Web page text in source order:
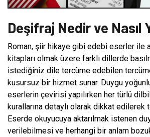
Deşifraj Nedir ve Nasıl
Roman, şiir hikaye gibi edebi eserler ile
kitapları olmak üzere farklı dillerde
istediğiniz dile tercüme edebilen
kusursuz bir hizmet sunar. Duygu
eserlerin çevirisi yapılırken her türlü
kurallarına detaylı olarak dikkat edilerek
Eserde okuyucuya aktarılmak istenen
verilebilmesi ve herhangi bir anlam